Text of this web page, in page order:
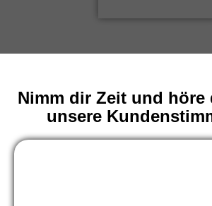
Nimm dir Zeit und höre
unsere